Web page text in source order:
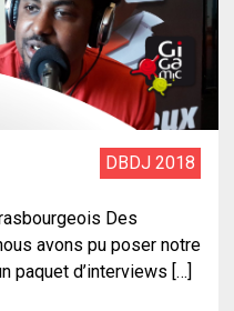
DBDJ 2018
Des
avons pu poser notre
paquet d’interviews […]